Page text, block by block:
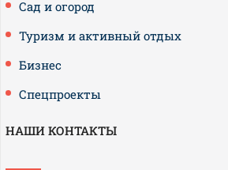
Сад и огород
Туризм и активный отдых
Бизнес
Спецпроекты
НАШИ КОНТАКТЫ